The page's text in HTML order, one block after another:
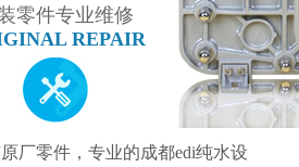
零件专业维修
REPAIR
厂零件，专业的成都edi纯水设